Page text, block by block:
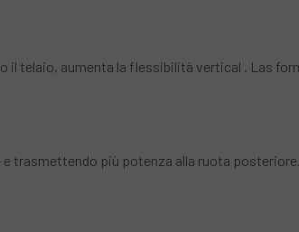
il telaio, aumenta la flessibilità vertical . Las
trasmettendo più potenza alla ruota